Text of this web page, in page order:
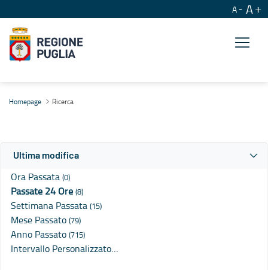
A A
Homepage Ricerca
Ultima modifica
Ora Passata (0)
Passate 24 Ore (8)
Settimana Passata (15)
Mese Passato (79)
Anno Passato (715)
Intervallo Personalizzato…